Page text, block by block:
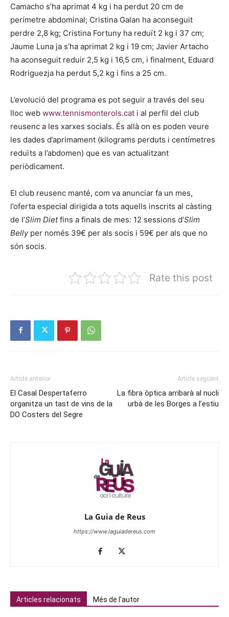
Camacho s’ha aprimat 4 kg i ha perdut 20 cm de
perímetre abdominal; Cristina Galan ha aconseguit
perdre 2,8 kg; Cristina Fortuny ha reduït 2 kg i 37 cm;
Jaume Luna ja s’ha aprimat 2 kg i 19 cm; Javier Artacho
ha aconseguit reduir 2,5 kg i 16,5 cm, i finalment, Eduard
Rodriguezja ha perdut 5,2 kg i fins a 25 cm.
L’evolució del programa es pot seguir a través del seu
lloc web www.tennismonterols.cat i al perfil del club
reusenc a les xarxes socials. És allà on es poden veure
les dades d’aprimament (kilograms perduts i centímetres
reduïts a l’abdomen) que es van actualitzant
periòdicament.
El club reusenc manté, com va anunciar fa un mes,
l’oferta especial dirigida a tots aquells inscrits al càsting
de l’Slim Dietfins a finals de mes: 12 sessions d’Slim
Bellyper només 39€ per als socis i 59€ per als que no
són socis.
Rate this post
Article anterior
El Casal Despertaferro
organitza un tast de vins de la
DO Costers del Segre
Article següent
La fibra òptica arribarà al nucli
urbà de les Borges a l’estiu
La Guia de Reus
https://www.laguiadereus.com
Articles relacionats Més de l'autor